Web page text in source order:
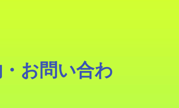
お問い合わ